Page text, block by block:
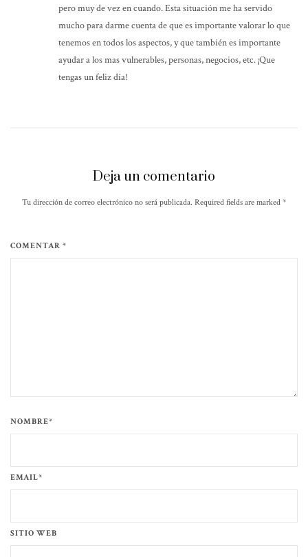
pero muy de vez en cuando. Esta situación me ha servido
mucho para darme cuenta de que es importante valorar lo que
tenemos en todos los aspectos, y que también es importante
ayudar a los mas vulnerables, personas, negocios, etc. ¡Que
tengas un feliz día!
Deja un comentario
Tu dirección de correo electrónico no será publicada. Required fields are marked *
COMENTAR *
NOMBRE*
EMAIL*
SITIO WEB